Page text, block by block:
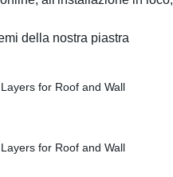
della nostra piastra